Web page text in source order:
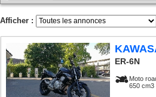
Toutes les
annonces
Annonces
professionnels
Afficher :
ER-6N
Moto
650 cm3